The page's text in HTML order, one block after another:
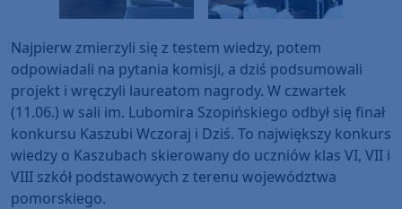
Najpierw zmierzyli się z testem wiedzy, potem
odpowiadali na pytania komisji, a dziś podsumowali
projekt i wręczyli laureatom nagrody. W czwartek
(11.06.) w sali im. Lubomira Szopińskiego odbył się finał
konkursu Kaszubi Wczoraj i Dziś. To największy konkurs
wiedzy o Kaszubach skierowany do uczniów klas VI, VII i
VIII szkół podstawowych z terenu województwa
pomorskiego.